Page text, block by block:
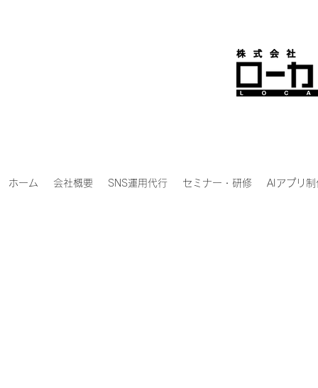
ホーム 会社概要 SNS運用代行 セミナー・研修 AIアプリ制